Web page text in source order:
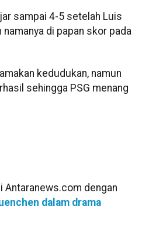
sampai 4-5 setelah Luis
di papan skor pada
kedudukan, namun
sehingga PSG menang
Antaranews.com dengan
dalam drama